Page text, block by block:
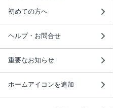
初めての方へ
ヘルプ・お問合せ
重要なお知らせ
ホームアイコンを追加